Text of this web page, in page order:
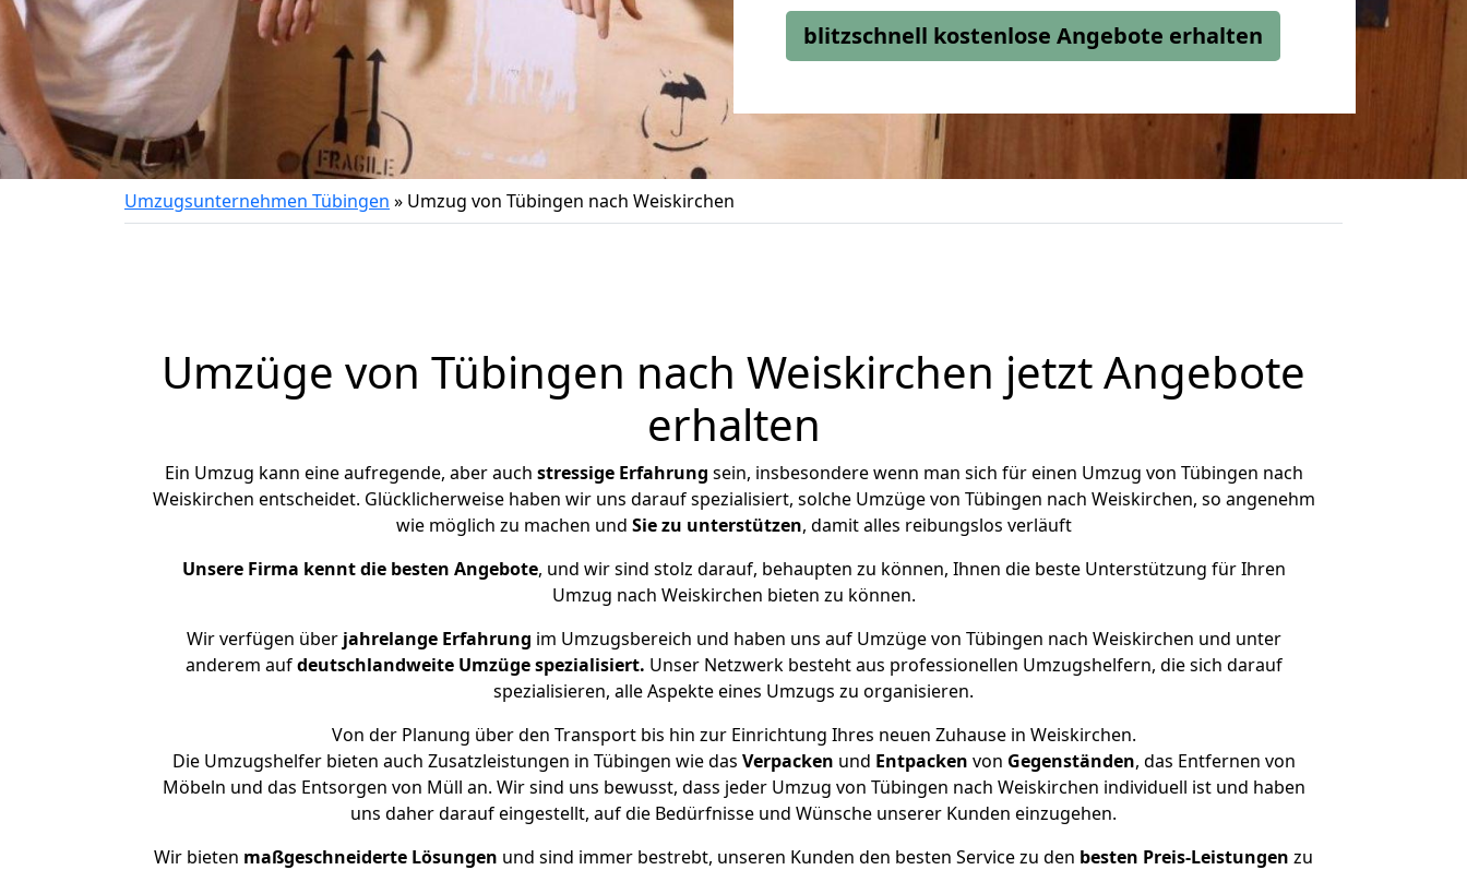
blitzschnell kostenlose Angebote erhalten
Umzugsunternehmen Tübingen » Umzug von Tübingen nach Weiskirchen
Umzüge von Tübingen nach Weiskirchen jetzt Angebote
erhalten
Ein Umzug kann eine aufregende, aber auch stressige Erfahrung sein, insbesondere wenn man sich für einen Umzug von Tübingen nach
Weiskirchen entscheidet. Glücklicherweise haben wir uns darauf spezialisiert, solche Umzüge von Tübingen nach Weiskirchen, so angenehm
wie möglich zu machen und Sie zu unterstützen, damit alles reibungslos verläuft
Unsere Firma kennt die besten Angebote, und wir sind stolz darauf, behaupten zu können, Ihnen die beste Unterstützung für Ihren
Umzug nach Weiskirchen bieten zu können.
Wir verfügen überjahrelange Erfahrung im Umzugsbereich und haben uns auf Umzüge von Tübingen nach Weiskirchen und unter
anderem aufdeutschlandweite Umzüge spezialisiert. Unser Netzwerk besteht aus professionellen Umzugshelfern, die sich darauf
spezialisieren, alle Aspekte eines Umzugs zu organisieren.
Von der Planung über den Transport bis hin zur Einrichtung Ihres neuen Zuhause in Weiskirchen.
Die Umzugshelfer bieten auch Zusatzleistungen in Tübingen wie das Verpacken und Entpacken von Gegenständen, das Entfernen von
Möbeln und das Entsorgen von Müll an. Wir sind uns bewusst, dass jeder Umzug von Tübingen nach Weiskirchen individuell ist und haben
uns daher darauf eingestellt, auf die Bedürfnisse und Wünsche unserer Kunden einzugehen.
Wir bieten maßgeschneiderte Lösungen und sind immer bestrebt, unseren Kunden den besten Service zu den besten Preis-Leistungen zu